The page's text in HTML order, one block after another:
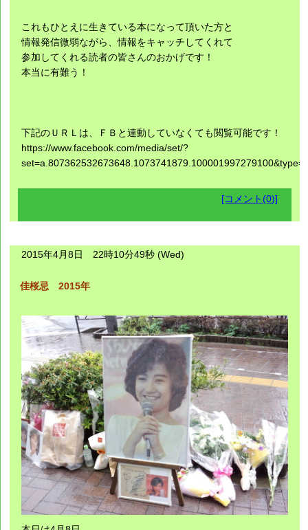
これもひとえに生きている本になって頂いた方と
情報発信微弱ながら、情報をキャッチしてくれて
参加してくれる読者の皆さんのおかげです！
本当に有難う！
下記のＵＲＬは、ＦＢと連動していなくても閲覧可能です！
https://www.facebook.com/media/set/?
[コメント(0)]
2015年4月8日 22時10分49秒 (Wed)
佳桜忌 2015年